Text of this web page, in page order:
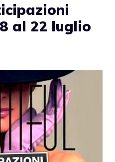
al 22 luglio